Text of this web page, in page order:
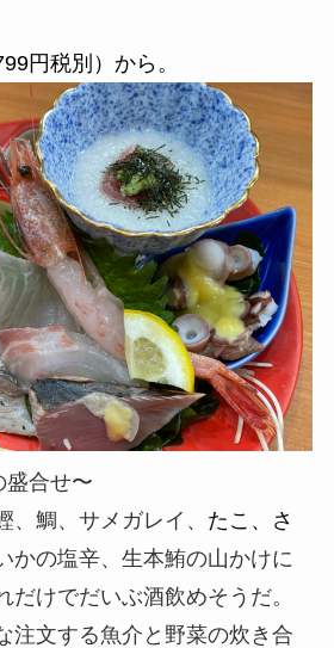
円税別）から。
盛合せ〜
、鯛、サメガレイ、 たこ、さ
かの塩辛、生本鮪の山かけに
けでだいぶ酒飲めそうだ。
注文する魚介と野菜の炊き合